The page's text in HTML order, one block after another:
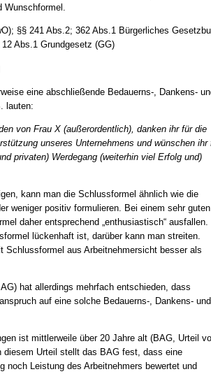
Wunschformel.
§§ 241 Abs.2; 362 Abs.1 Bürgerliches
Abs.1 Grundgesetz (GG)
eine abschließende Bedauerns-, Dankens-
lauten:
von Frau X (außerordentlich), danken ihr für die
unseres Unternehmens und wünschen ihr
privaten) Werdegang (weiterhin viel Erfolg und)
kann man die Schlussformel ähnlich wie die
weniger positiv formulieren. Bei einem sehr guten
daher entsprechend „enthusiastisch“ ausfallen.
lückenhaft ist, darüber kann man streiten.
Schlussformel aus Arbeitnehmersicht besser als
hat allerdings mehrfach entschieden, dass
auf eine solche Bedauerns-, Dankens- und
ist mittlerweile über 20 Jahre alt (BAG, Urteil
diesem Urteil stellt das BAG fest, dass eine
noch Leistung des Arbeitnehmers bewertet und